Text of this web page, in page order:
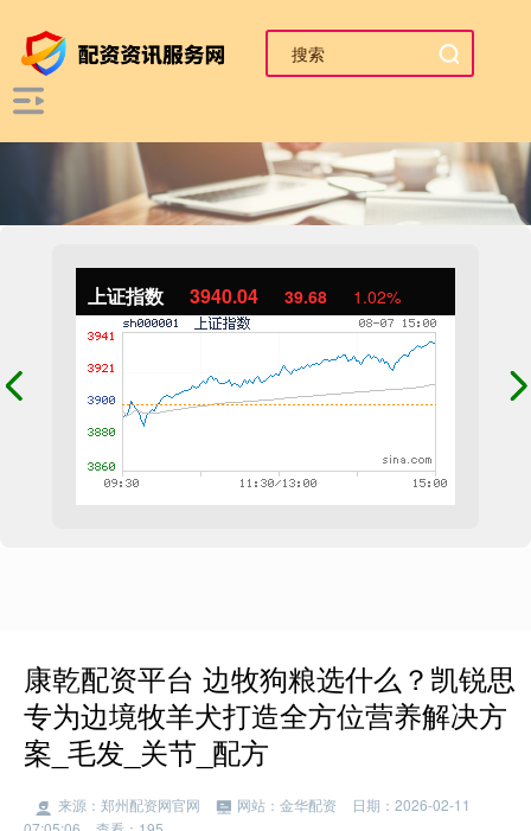
上证指数 3940.04 39.68 1.02%
康乾配资平台 边牧狗粮选什么？凯锐思
专为边境牧羊犬打造全方位营养解决方
案_毛发_关节_配方
来源：郑州配资网官网 网站：金华配资
日期：2026-02-11